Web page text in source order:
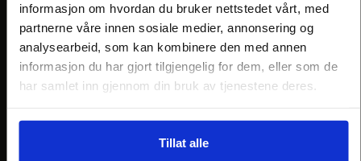
informasjon om hvordan du bruker nettstedet vårt, med
partnerne våre innen sosiale medier, annonsering og
analysearbeid, som kan kombinere den med annen
informasjon du har gjort tilgjengelig for dem, eller som de
har samlet inn gjennom din bruk av tjenestene deres.
Tillat alle